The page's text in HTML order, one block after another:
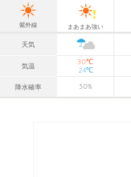
紫外線 まあまあ強い
天気
気温
30℃
24℃
降水確率 50%